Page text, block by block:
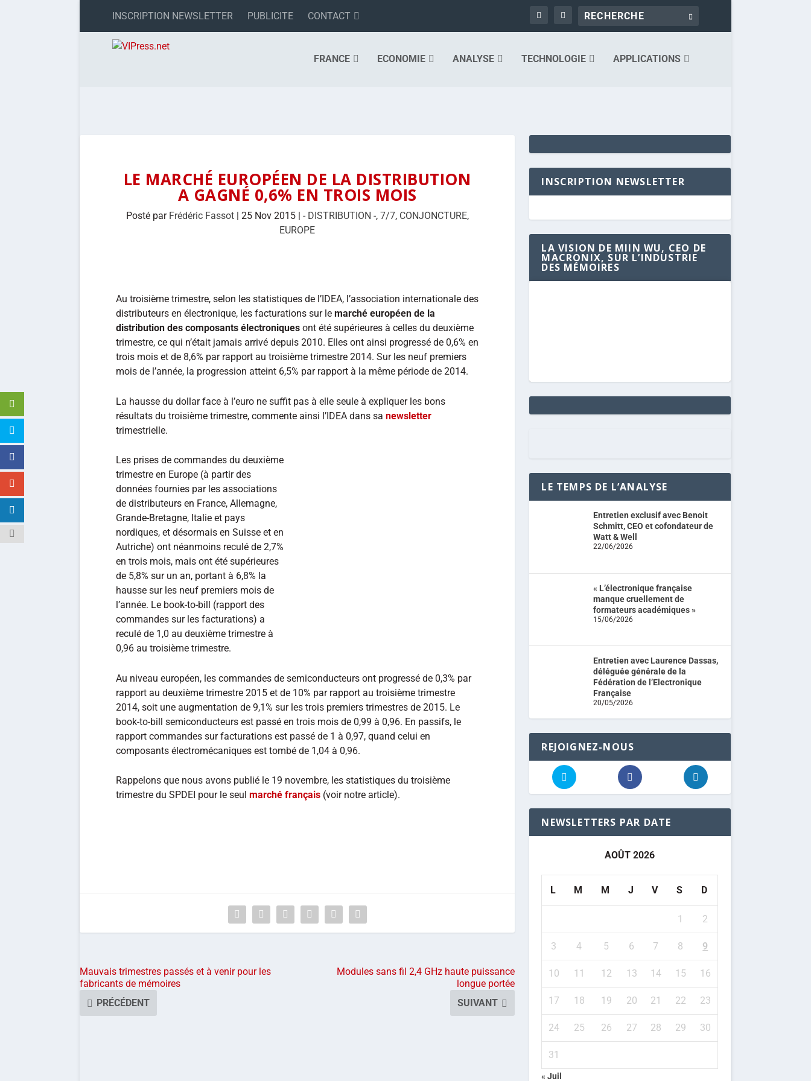
INSCRIPTION NEWSLETTER PUBLICITE CONTACT
FRANCE ECONOMIE ANALYSE TECHNOLOGIE APPLICATIONS
LE MARCHÉ EUROPÉEN DE LA DISTRIBUTION
A GAGNÉ 0,6% EN TROIS MOIS
Posté par Frédéric Fassot| 25 Nov 2015| - DISTRIBUTION -, 7/7, CONJONCTURE,
EUROPE
Au troisième trimestre, selon les statistiques de l’IDEA, l’association internationale des
distributeurs en électronique, les facturations sur le marché européen de la
distribution des composants électroniques ont été supérieures à celles du deuxième
trimestre, ce qui n’était jamais arrivé depuis 2010. Elles ont ainsi progressé de 0,6% en
trois mois et de 8,6% par rapport au troisième trimestre 2014. Sur les neuf premiers
mois de l’année, la progression atteint 6,5% par rapport à la même période de 2014.
La hausse du dollar face à l’euro ne suffit pas à elle seule à expliquer les bons
résultats du troisième trimestre, commente ainsi l’IDEA dans sa newsletter
trimestrielle.
Les prises de commandes du deuxième
trimestre en Europe (à partir des
données fournies par les associations
de distributeurs en France, Allemagne,
Grande-Bretagne, Italie et pays
nordiques, et désormais en Suisse et en
Autriche) ont néanmoins reculé de 2,7%
en trois mois, mais ont été supérieures
de 5,8% sur un an, portant à 6,8% la
hausse sur les neuf premiers mois de
l’année. Le book-to-bill (rapport des
commandes sur les facturations) a
reculé de 1,0 au deuxième trimestre à
0,96 au troisième trimestre.
Au niveau européen, les commandes de semiconducteurs ont progressé de 0,3% par
rapport au deuxième trimestre 2015 et de 10% par rapport au troisième trimestre
2014, soit une augmentation de 9,1% sur les trois premiers trimestres de 2015. Le
book-to-bill semiconducteurs est passé en trois mois de 0,99 à 0,96. En passifs, le
rapport commandes sur facturations est passé de 1 à 0,97, quand celui en
composants électromécaniques est tombé de 1,04 à 0,96.
Rappelons que nous avons publié le 19 novembre, les statistiques du troisième
trimestre du SPDEI pour le seul marché français (voir notre article).
Mauvais trimestres passés et à venir pour les
fabricants de mémoires
PRÉCÉDENT
Modules sans fil 2,4 GHz haute puissance
longue portée
SUIVANT
INSCRIPTION NEWSLETTER
LA VISION DE MIIN WU, CEO DE
MACRONIX, SUR L’INDUSTRIE
DES MÉMOIRES
LE TEMPS DE L’ANALYSE
Entretien exclusif avec Benoit
Schmitt, CEO et cofondateur de
Watt & Well
22/06/2026
« L’électronique française
manque cruellement de
formateurs académiques »
15/06/2026
Entretien avec Laurence Dassas,
déléguée générale de la
Fédération de l’Electronique
Française
20/05/2026
REJOIGNEZ-NOUS
NEWSLETTERS PAR DATE
AOÛT 2026
L M M J V S D
1 2
3 4 5 6 7 8 9
10 11 12 13 14 15 16
17 18 19 20 21 22 23
24 25 26 27 28 29 30
31
« Juil